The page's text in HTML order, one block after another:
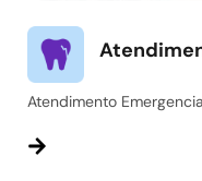
Atendimento